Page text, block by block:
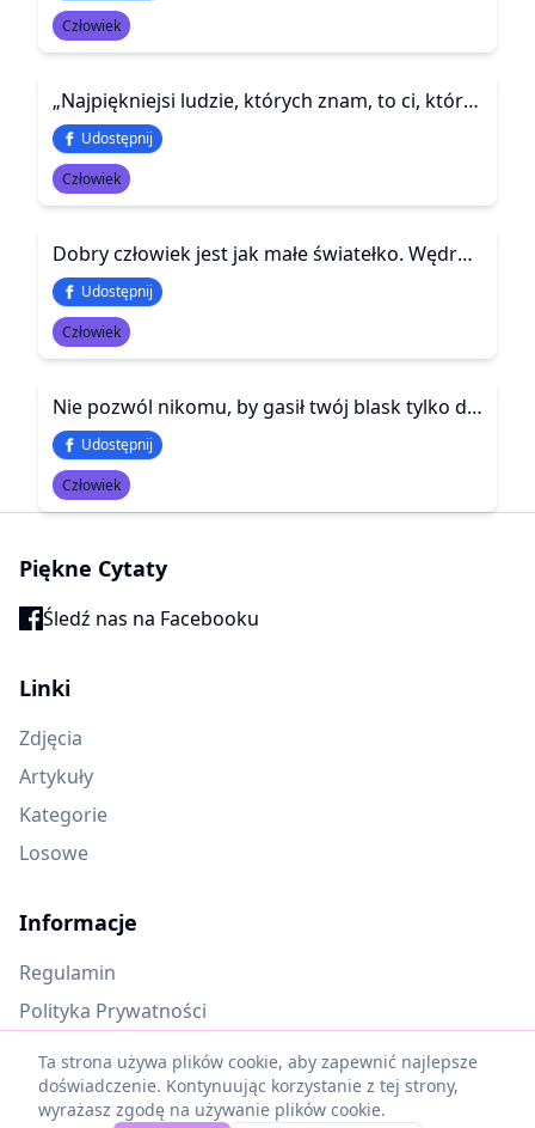
Człowiek
„Najpiękniejsi ludzie, których znam, to ci, którzy znają smak porażki, poznali cierpienie, walkę, stratę, poznali swoją drogę na wyjście z otchłani. Ci ludzie mają wrażliwość i zrozumienie życia, które wypełniają ich współczuciem, łagodnością i głęboką, k
Udostępnij
Człowiek
Dobry człowiek jest jak małe światełko. Wędruje poprzez mroki naszego świata i na swojej drodze zapala zgaszone gwiazdy
Udostępnij
Człowiek
Nie pozwól nikomu, by gasił twój blask tylko dlatego, że razi go w oczy.
Udostępnij
Człowiek
Piękne Cytaty
Śledź nas na Facebooku
Linki
Zdjęcia
Artykuły
Kategorie
Losowe
Informacje
Regulamin
Polityka Prywatności
Oczekujące materiały
Ta strona używa plików cookie, aby zapewnić najlepsze
doświadczenie. Kontynuując korzystanie z tej strony,
wyrażasz zgodę na używanie plików cookie.